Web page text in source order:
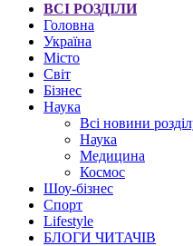
ВСІ РОЗДІЛИ
Головна
Україна
Місто
Світ
Бізнес
Наука
Всі новини
Наука
Медицина
Космос
Шоу-бізнес
Спорт
Lifestyle
БЛОГИ ЧИТАЧІВ